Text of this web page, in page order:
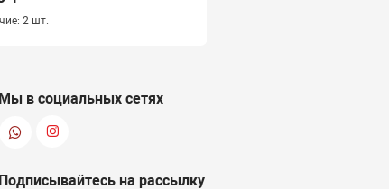
2 шт.
Мы в социальных сетях
Подписывайтесь на рассылку